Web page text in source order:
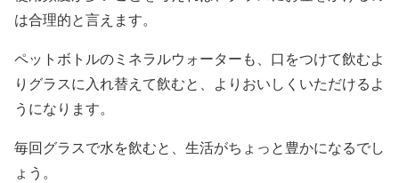
は合理的と言えます。
ペットボトルのミネラルウォーターも、口をつけて飲むよ
りグラスに入れ替えて飲むと、よりおいしくいただけるよ
うになります。
毎回グラスで水を飲むと、生活がちょっと豊かになるでし
ょう。